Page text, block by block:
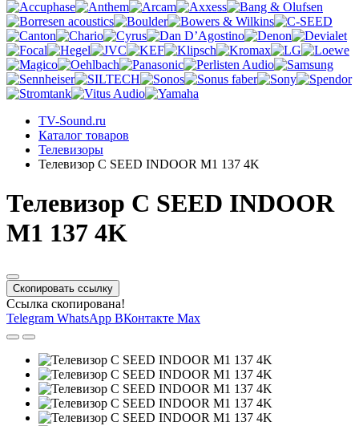
TV-Sound.ru
Каталог товаров
Телевизоры
Телевизор C SEED INDOOR M1 137 4K
Телевизор C SEED INDOOR
M1 137 4K
Скопировать ссылку
Ссылка скопирована!
Telegram WhatsApp ВКонтакте Max